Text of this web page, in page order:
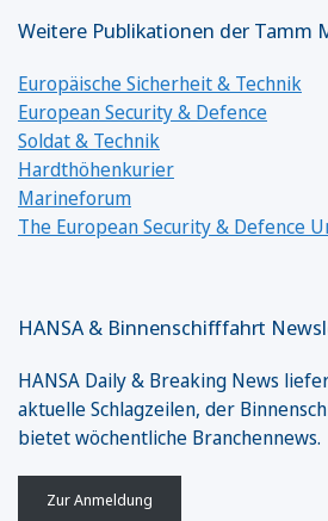
Weitere Publikationen der Tamm
Europäische Sicherheit & Technik
European Security & Defence
Soldat & Technik
Hardthöhenkurier
Marineforum
The European Security & Defence
HANSA & Binnenschifffahrt
HANSA Daily & Breaking News
aktuelle Schlagzeilen, der
bietet wöchentliche Branchennews.
Zur Anmeldung